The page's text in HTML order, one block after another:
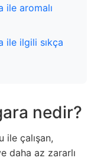
ile aromalı
ile ilgili sıkça
nedir?
çalışan,
daha az zararlı